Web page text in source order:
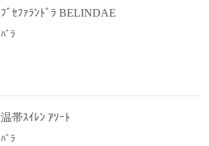
ﾌﾞｾﾌｧﾗﾝﾄﾞﾗ BELINDAE
ﾊﾞﾗ
温帯ｽｲﾚﾝ ｱｿｰﾄ
ﾊﾞﾗ